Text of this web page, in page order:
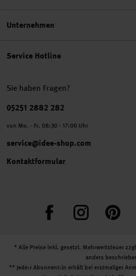
Service Hotline
Sie haben Fragen?
Telefonnummer
05251 2882 282
von Mo. - Fr. 08:30 - 17:00 Uhr
service@idee-shop.com
Kontaktformular
FacebookInstagram
Unternehmen
* Alle Preise inkl. gesetzl. Mehrwertsteuer
anders
** Jede:r Abonnent:in erhält bei erstmaliger